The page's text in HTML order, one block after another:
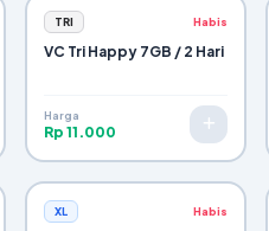
TRI Habis
VC Tri Happy 7GB / 2 Hari
Harga
Rp 11.000
XL Habis